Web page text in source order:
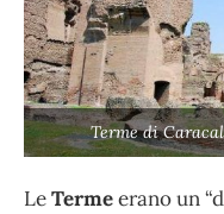
Terme di
LeTermeerano un